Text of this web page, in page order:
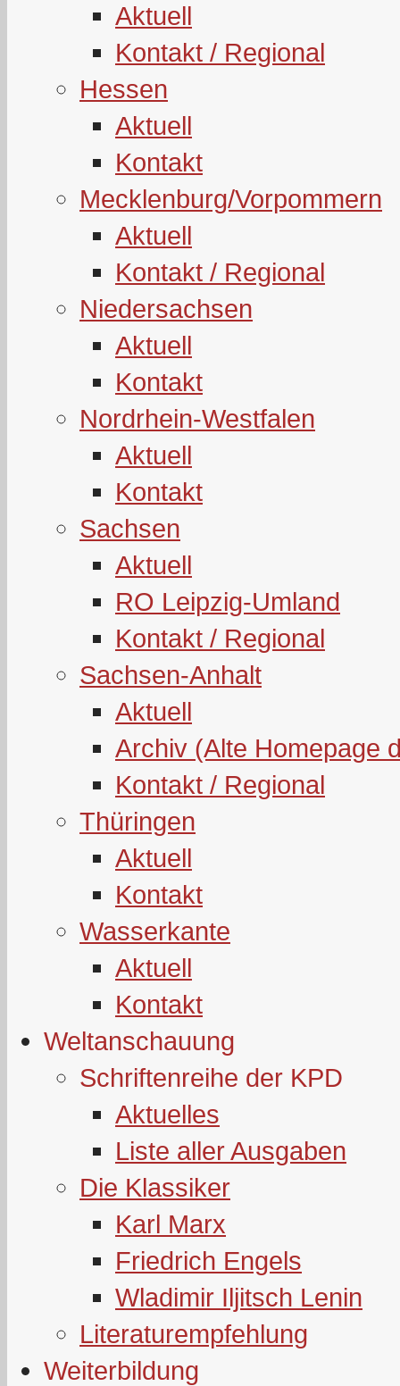
Aktuell
Kontakt / Regional
Hessen
Aktuell
Kontakt
Mecklenburg/Vorpommern
Aktuell
Kontakt / Regional
Niedersachsen
Aktuell
Kontakt
Nordrhein-Westfalen
Aktuell
Kontakt
Sachsen
Aktuell
RO Leipzig-Umland
Kontakt / Regional
Sachsen-Anhalt
Aktuell
Archiv (Alte Homepage
Kontakt / Regional
Thüringen
Aktuell
Kontakt
Wasserkante
Aktuell
Kontakt
Weltanschauung
Schriftenreihe der KPD
Aktuelles
Liste aller Ausgaben
Die Klassiker
Karl Marx
Friedrich Engels
Wladimir Iljitsch Lenin
Literaturempfehlung
Weiterbildung